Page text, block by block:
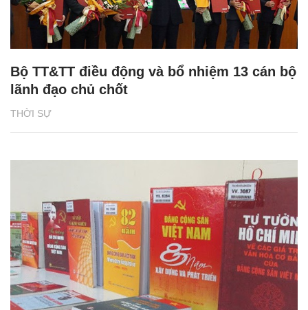
THỜI SỰ
Bộ TT&TT điều động và bổ nhiệm 13 cán bộ
lãnh đạo chủ chốt